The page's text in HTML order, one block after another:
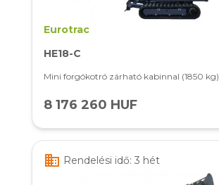
Eurotrac
HE18-C
Mini forgókotró zárható kabinnal (1850 kg)
8 176 260 HUF
business Rendelési idő: 3 hét